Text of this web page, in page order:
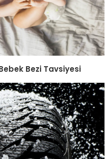
Bezi Tavsiyesi